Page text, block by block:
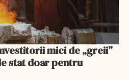
mici de „greii”
stat doar pentru